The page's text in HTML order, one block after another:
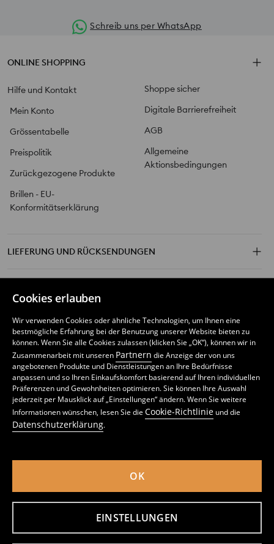
Cookies erlauben
Wir verwenden Cookies oder ähnliche Technologien, um Ihnen eine
bestmögliche Erfahrung bei der Benutzung unserer Website bieten zu
können. Wenn Sie alle Cookies zulassen (klicken Sie „OK“), können wir in
Zusammenarbeit mit unseren Partnern die Anzeige der von uns
angebotenen Produkte und Dienstleistungen an Ihre Bedürfnisse
anpassen und so Ihren Einkaufskomfort basierend auf Ihren individuellen
Präferenzen und Gewohnheiten optimieren. Sie können Ihre Auswahl
jederzeit per Mausklick auf „Einstellungen“ ändern. Wenn Sie weitere
Informationen wünschen, lesen Sie die Cookie-Richtlinie und die
Datenschutzerklärung.
EINSTELLUNGEN
OK
Schreib uns per WhatsApp
ONLINE SHOPPING
Hilfe und Kontakt
Mein Konto
Grössentabelle
Preispolitik
Zurückgezogene Produkte
Brillen - EU-
Konformitätserklärung
Shoppe sicher
Digitale Barrierefreiheit
AGB
Allgemeine
Aktionsbedingungen
LIEFERUNG UND RÜCKSENDUNGEN
FOLGE UNS BEI
APP HERUNTERLADEN
Cookie Einstellungen Cookie-Richtlinie
Liste von Cookies Liste von vertrauenswürdigen Partnern